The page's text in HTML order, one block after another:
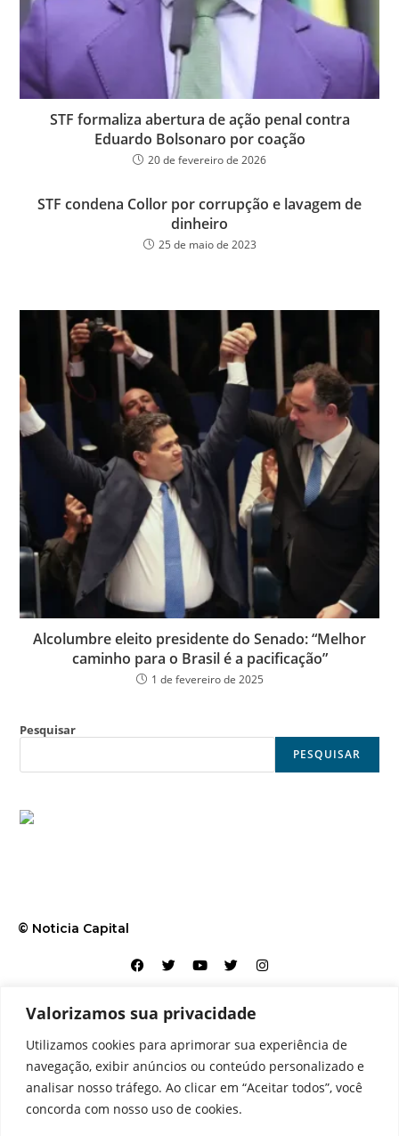
Valorizamos sua privacidade
Utilizamos cookies para aprimorar sua experiência de
navegação, exibir anúncios ou conteúdo personalizado e
analisar nosso tráfego. Ao clicar em “Aceitar todos”, você
concorda com nosso uso de cookies.
STF formaliza abertura de ação penal contra
Eduardo Bolsonaro por coação
20 de fevereiro de 2026
STF condena Collor por corrupção e lavagem de
dinheiro
25 de maio de 2023
Alcolumbre eleito presidente do Senado: “Melhor
caminho para o Brasil é a pacificação”
1 de fevereiro de 2025
Pesquisar
PESQUISAR
© Noticia Capital
Contato Home Aviso legal Configurações de cookies
Equipe Perfil Política de cookies Serviços